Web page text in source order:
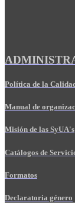
Política de la
Manual de
Misión de las SyUA's
Catálogos de
Formatos
Declaratoria género